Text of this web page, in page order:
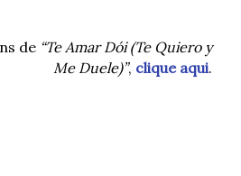
de “Te Amar Dói (Te Quiero y
Me Duele)”, clique aqui.